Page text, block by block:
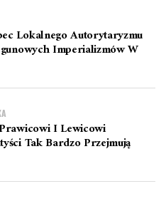
Lokalnego Autorytaryzmu
Imperializmów W
I Lewicowi
Tak Bardzo Przejmują